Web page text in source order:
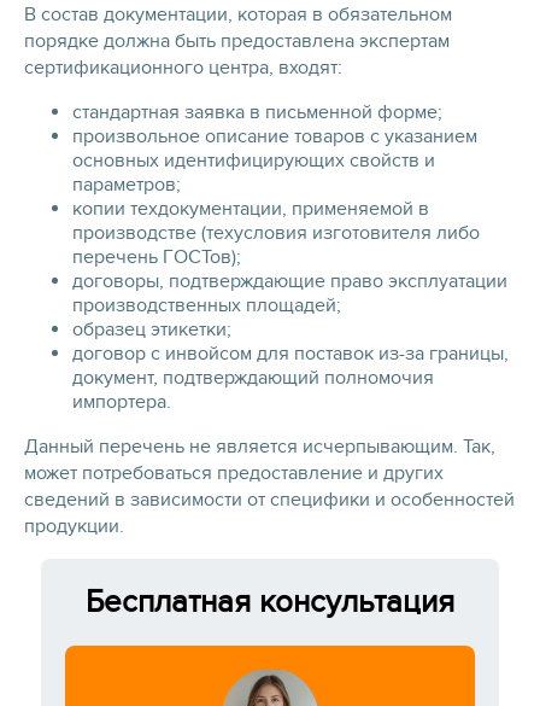
В состав документации, которая в обязательном
порядке должна быть предоставлена экспертам
сертификационного центра, входят:
стандартная заявка в письменной форме;
произвольное описание товаров с указанием
основных идентифицирующих свойств и
параметров;
копии техдокументации, применяемой в
производстве (техусловия изготовителя либо
перечень ГОСТов);
договоры, подтверждающие право эксплуатации
производственных площадей;
образец этикетки;
договор с инвойсом для поставок из-за границы,
документ, подтверждающий полномочия
импортера.
Данный перечень не является исчерпывающим. Так,
может потребоваться предоставление и других
сведений в зависимости от специфики и особенностей
продукции.
Бесплатная консультация